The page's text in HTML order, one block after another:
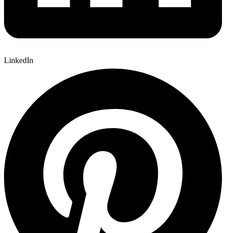
LinkedIn